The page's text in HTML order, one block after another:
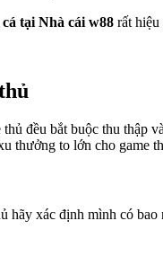
tại Nhà cái w88 rất hiệu
thủ đều bắt buộc thu thập
thưởng to lớn cho game
hãy xác định mình có